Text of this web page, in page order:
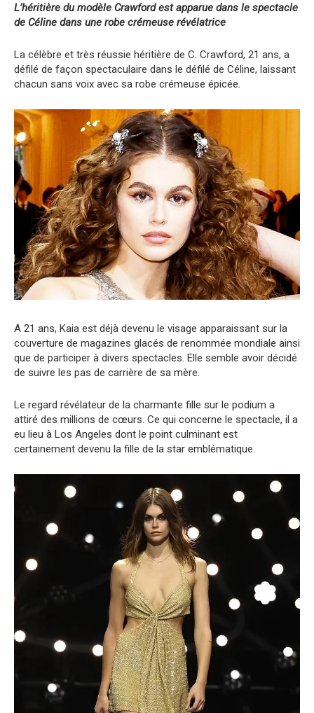
L’héritière du modèle Crawford est apparue dans le spectacle
de Céline dans une robe crémeuse révélatrice
La célèbre et très réussie héritière de C. Crawford, 21 ans, a
défilé de façon spectaculaire dans le défilé de Céline, laissant
chacun sans voix avec sa robe crémeuse épicée.
A 21 ans, Kaia est déjà devenu le visage apparaissant sur la
couverture de magazines glacés de renommée mondiale ainsi
que de participer à divers spectacles. Elle semble avoir décidé
de suivre les pas de carrière de sa mère.
Le regard révélateur de la charmante fille sur le podium a
attiré des millions de cœurs. Ce qui concerne le spectacle, il a
eu lieu à Los Angeles dont le point culminant est
certainement devenu la fille de la star emblématique.